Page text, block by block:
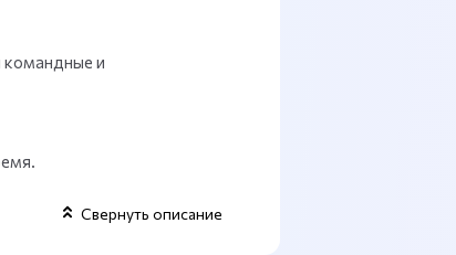
командные и
Свернуть описание